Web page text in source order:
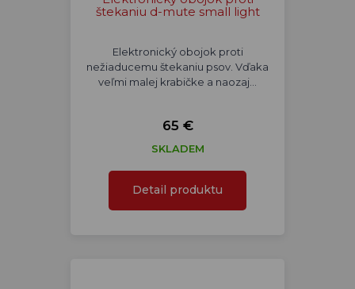
štekaniu d-mute small light
Elektronický obojok proti
nežiaducemu štekaniu psov. Vďaka
veľmi malej krabičke a naozaj…
65 €
SKLADEM
Detail produktu